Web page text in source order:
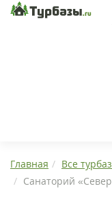
Главная Все
Санаторий